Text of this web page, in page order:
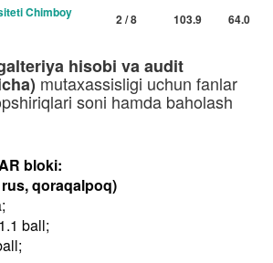
Chimboy
2 / 8 103.9 64.0
hisobi va audit
mutaxassisligi uchun fanlar
soni hamda baholash
bloki:
rus, qoraqalpoq)
ball;